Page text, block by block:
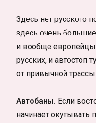
Здесь нет русского
здесь очень
и вообще
русских, и автостоп
от привычной
Автобаны. Если
начинает окутывать